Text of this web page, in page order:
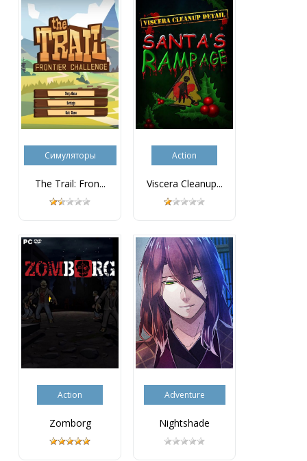
Симуляторы
The Trail: Fron...
Action
Viscera Cleanup...
Action
Zomborg
Adventure
Nightshade